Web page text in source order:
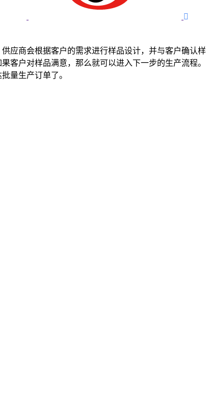

应商会根据客户的需求进行样品设计，并与客户确认样
客户对样品满意，那么就可以进入下一步的生产流程。
量生产订单了。